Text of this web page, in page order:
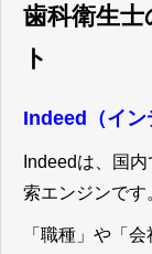
歯科衛生
ト
Indeed（イン
Indeedは、国
索エンジンです
「職種」や「